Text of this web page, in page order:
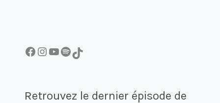
Facebook InstagramYouTube Spotify TikTok
Retrouvez le dernier épisode de